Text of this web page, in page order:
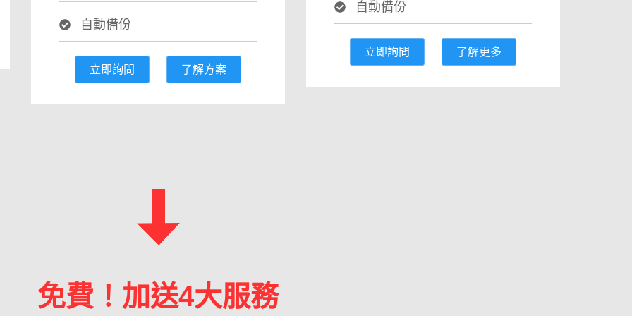
自動備份
立即詢問 了解方案
自動備份
立即詢問 了解更多
免費！加送4大服務